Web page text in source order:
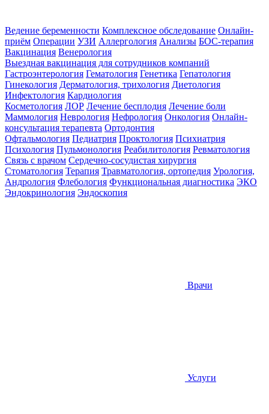
Ведение беременности Комплексное обследование Онлайн-
приём Операции УЗИ Аллергология Анализы БОС-терапия
Вакцинация Венерология
Выездная вакцинация для сотрудников компаний
Гастроэнтерология Гематология Генетика Гепатология
Гинекология Дерматология, трихология Диетология
Инфектология Кардиология
Косметология ЛОР Лечение бесплодия Лечение боли
Маммология Неврология Нефрология Онкология Онлайн-
консультация терапевта Ортодонтия
Офтальмология Педиатрия Проктология Психиатрия
Психология Пульмонология Реабилитология Ревматология
Связь с врачом Сердечно-сосудистая хирургия
Стоматология Терапия Травматология, ортопедия Урология,
Андрология Флебология Функциональная диагностика ЭКО
Эндокринология Эндоскопия
Врачи
Услуги